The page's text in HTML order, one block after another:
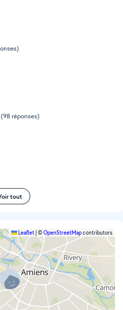
(98 réponses)
tout
Leaflet ©OpenStreetMapcontributors